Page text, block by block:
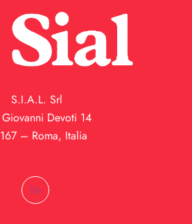
S.I.A.L. Srl
Devoti 14
– Roma, Italia